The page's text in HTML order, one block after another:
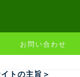
お問い合わせ
イトの主旨＞